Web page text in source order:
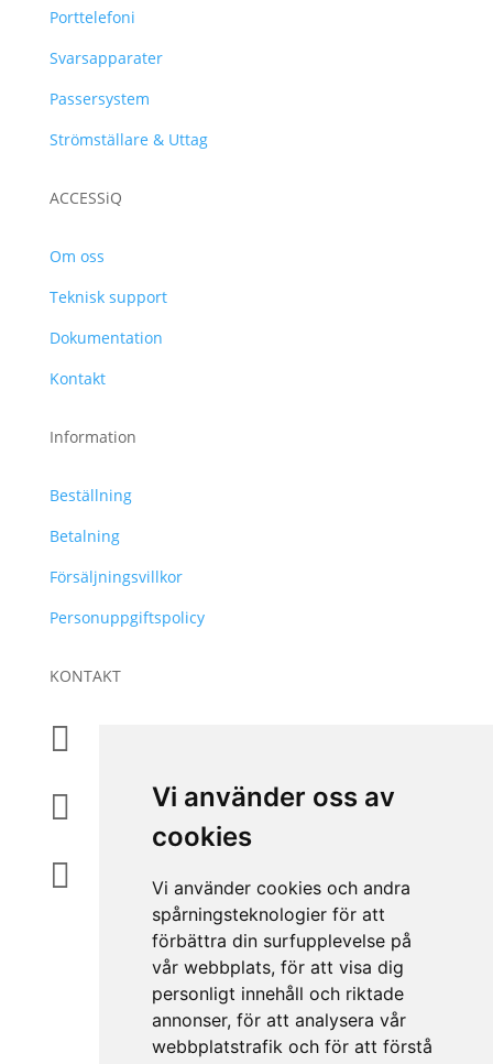
Vi använder oss av
cookies
Vi använder cookies och andra
spårningsteknologier för att
förbättra din surfupplevelse på
vår webbplats, för att visa dig
personligt innehåll och riktade
annonser, för att analysera vår
webbplatstrafik och för att förstå
Porttelefoni
Svarsapparater
Passersystem
Strömställare & Uttag
ACCESSiQ
Om oss
Teknisk support
Dokumentation
Kontakt
Information
Beställning
Betalning
Försäljningsvillkor
Personuppgiftspolicy
KONTAKT

 info@accessiq.se
